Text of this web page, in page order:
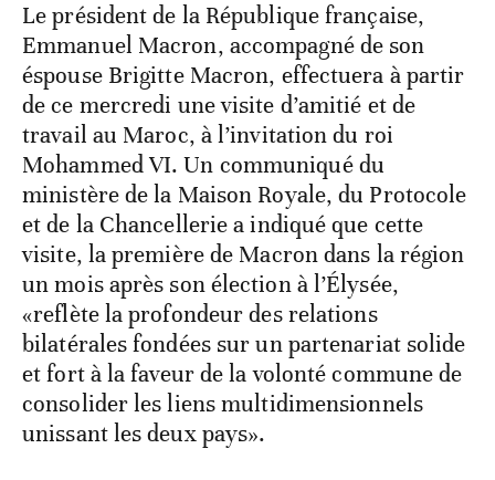
Le président de la République française,
Emmanuel Macron, accompagné de son
éspouse Brigitte Macron, effectuera à partir
de ce mercredi une visite d’amitié et de
travail au Maroc, à l’invitation du roi
Mohammed VI. Un communiqué du
ministère de la Maison Royale, du Protocole
et de la Chancellerie a indiqué que cette
visite, la première de Macron dans la région
un mois après son élection à l’Élysée,
«reflète la profondeur des relations
bilatérales fondées sur un partenariat solide
et fort à la faveur de la volonté commune de
consolider les liens multidimensionnels
unissant les deux pays».